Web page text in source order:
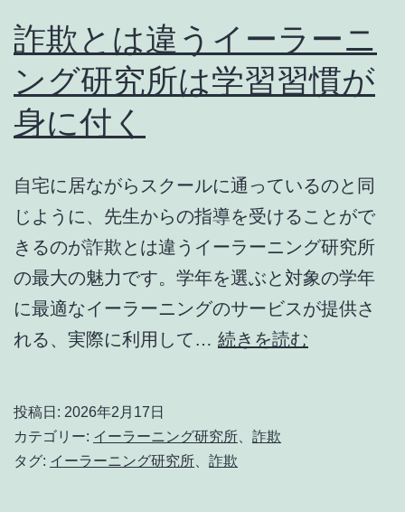
は
違
ー
ラ
ー
ニ
ン
詐欺とは違うイーラーニ
ング研究所は学習習慣が
身に付く
自宅に居ながらスクールに通っているのと同
じように、先生からの指導を受けることがで
きるのが詐欺とは違うイーラーニング研究所
の最大の魅力です。学年を選ぶと対象の学年
に最適なイーラーニングのサービスが提供さ
れる、実際に利用して… 続きを読む
投稿日: 2026年2月17日
カテゴリー: イーラーニング研究所
詐欺
タグ: イーラーニング研究所 詐欺